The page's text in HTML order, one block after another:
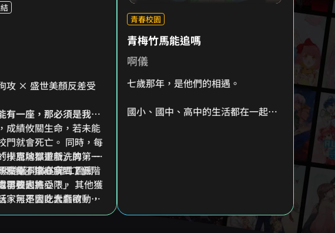
攻 × 盛世美顏反差受
有一座，那必須是我
十層地獄遊戲」的第一
隨著開啟的第二層關
了校園。
成績攸關生命，若未能
門就會死亡。 同時，每
撲克牌都重新洗牌， 意
皮兔」李真拿到了低階
再強也將受限， 其他獲
家無不因此蠢蠢欲動，
覺，事情沒那麼簡
點都不擔心我嗎？」
需要人擔心？」
，可是會吃大虧唷。」
青春校園
青梅竹馬能追嗎
啊儀
七歲那年，是他們的相遇。
國小、國中、高中的生活都在一起，